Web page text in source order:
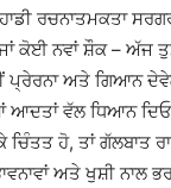
ਰਚਨਾਤਮਕਤਾ
ਕੋਈ ਨਵਾਂ ਸ਼ੌਕ – ਅੱਜ
ਪ੍ਰੇਰਨਾ ਅਤੇ ਗਿਆਨ
ਵੱਲ ਧਿਆਨ
ਹੋ, ਤਾਂ ਗੱਲਬਾਤ
ਅਤੇ ਖੁਸ਼ੀ ਨਾਲ